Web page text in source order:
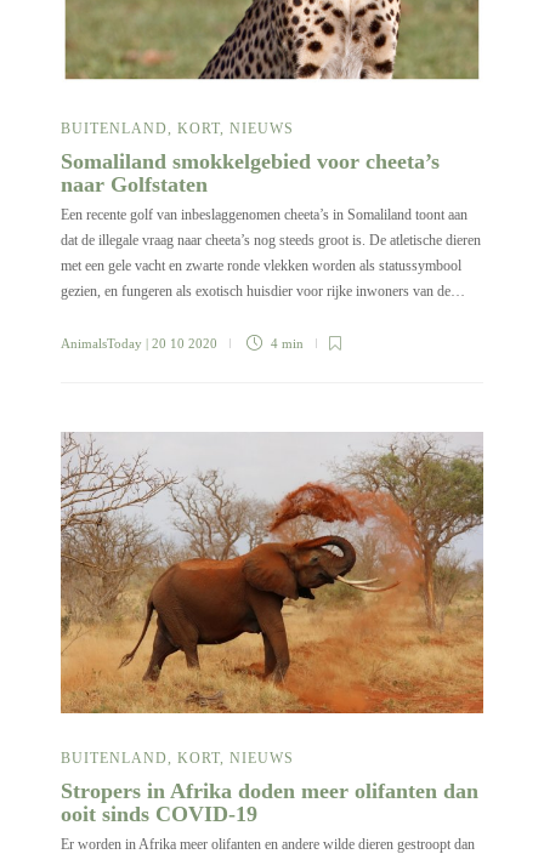
BUITENLAND, KORT, NIEUWS
Somaliland smokkelgebied voor cheeta’s
naar Golfstaten
Een recente golf van inbeslaggenomen cheeta’s in Somaliland toont aan
dat de illegale vraag naar cheeta’s nog steeds groot is. De atletische dieren
met een gele vacht en zwarte ronde vlekken worden als statussymbool
gezien, en fungeren als exotisch huisdier voor rijke inwoners van de…
AnimalsToday | 20 10 2020 4 min
BUITENLAND, KORT, NIEUWS
Stropers in Afrika doden meer olifanten dan
ooit sinds COVID-19
Er worden in Afrika meer olifanten en andere wilde dieren gestroopt dan